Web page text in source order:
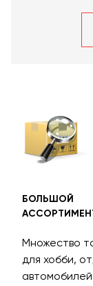
БОЛЬШОЙ
Множество
для хобби,